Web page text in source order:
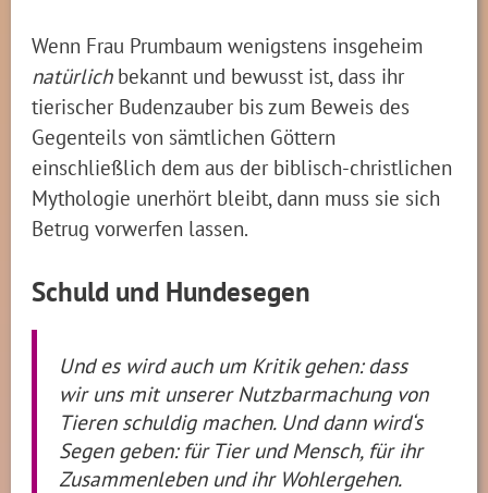
Wenn Frau Prumbaum wenigstens insgeheim
natürlich bekannt und bewusst ist, dass ihr
tierischer Budenzauber bis zum Beweis des
Gegenteils von sämtlichen Göttern
einschließlich dem aus der biblisch-christlichen
Mythologie unerhört bleibt, dann muss sie sich
Betrug vorwerfen lassen.
Schuld und Hundesegen
Und es wird auch um Kritik gehen: dass
wir uns mit unserer Nutzbarmachung von
Tieren schuldig machen. Und dann wird‘s
Segen geben: für Tier und Mensch, für ihr
Zusammenleben und ihr Wohlergehen.